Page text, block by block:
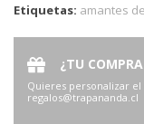
Etiquetas: amantes
¿TU
Quieres personalizar
regalos@trapananda.cl